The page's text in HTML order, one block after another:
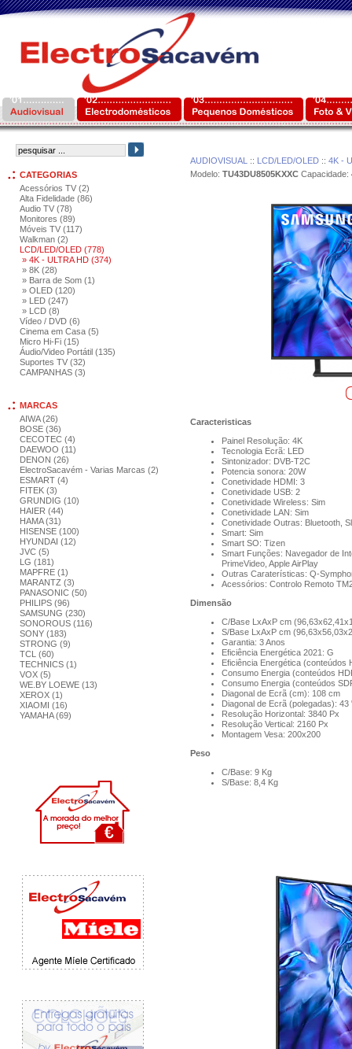
CATEGORIAS
Acessórios TV (2)
Alta Fidelidade (86)
Audio TV (78)
Monitores (89)
Móveis TV (117)
Walkman (2)
LCD/LED/OLED (778)
» 4K - ULTRA HD (374)
» 8K (28)
» Barra de Som (1)
» OLED (120)
» LED (247)
» LCD (8)
Vídeo / DVD (6)
Cinema em Casa (5)
Micro Hi-Fi (15)
Áudio/Video Portátil (135)
Suportes TV (32)
CAMPANHAS (3)
MARCAS
AIWA (26)
BOSE (36)
CECOTEC (4)
DAEWOO (11)
DENON (26)
ElectroSacavém - Varias Marcas (2)
ESMART (4)
FITEK (3)
GRUNDIG (10)
HAIER (44)
HAMA (31)
HISENSE (100)
HYUNDAI (12)
JVC (5)
LG (181)
MAPFRE (1)
MARANTZ (3)
PANASONIC (50)
PHILIPS (96)
SAMSUNG (230)
SONOROUS (116)
SONY (183)
STRONG (9)
TCL (60)
TECHNICS (1)
VOX (5)
WE.BY LOEWE (13)
XEROX (1)
XIAOMI (16)
YAMAHA (69)
AUDIOVISUAL :: LCD/LED/OLED:: 4K -
Modelo: TU43DU8505KXXC Capacidade:
Caracteristicas
Painel Resolução: 4K
Tecnologia Ecrã: LED
Sintonizador: DVB-T2C
Potencia sonora: 20W
Conetividade HDMI: 3
Conetividade USB: 2
Conetividade Wireless: Sim
Conetividade LAN: Sim
Conetividade Outras: Bluetooth,
Smart: Sim
Smart SO: Tizen
Smart Funções: Navegador de
PrimeVideo, Apple AirPlay
Outras Caraterísticas: Q-
Acessórios: Controlo Remoto
Dimensão
C/Base LxAxP cm
S/Base LxAxP cm
Garantia: 3 Anos
Eficiência Energética 2021: G
Eficiência Energética (conteúdos
Consumo Energia (conteúdos
Consumo Energia (conteúdos
Diagonal de Ecrã (cm): 108 cm
Diagonal de Ecrã (polegadas): 43
Resolução Horizontal: 3840 Px
Resolução Vertical: 2160 Px
Montagem Vesa: 200x200
Peso
C/Base: 9 Kg
S/Base: 8,4 Kg